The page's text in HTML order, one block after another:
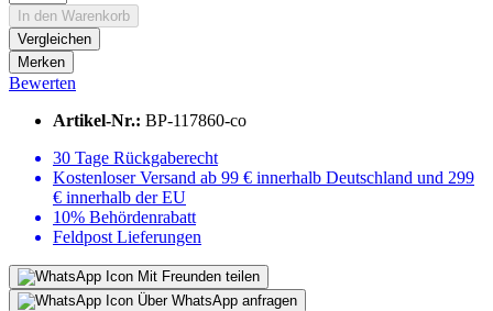
In den Warenkorb
Vergleichen
Merken
Bewerten
Artikel-Nr.: BP-117860-co
30 Tage Rückgaberecht
Kostenloser Versand ab 99 € innerhalb Deutschland und 299
€ innerhalb der EU
10% Behördenrabatt
Feldpost Lieferungen
Mit Freunden teilen
Über WhatsApp anfragen